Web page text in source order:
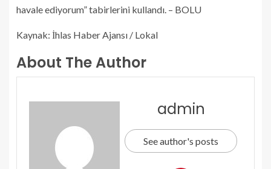
havale ediyorum” tabirlerini kullandı. – BOLU
Kaynak: İhlas Haber Ajansı / Lokal
About The Author
admin
See author's posts